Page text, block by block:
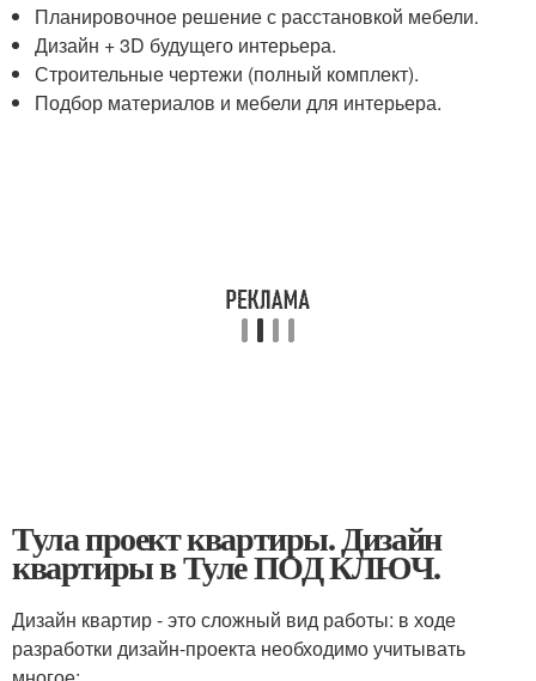
Планировочное решение с расстановкой мебели.
Дизайн + 3D будущего интерьера.
Строительные чертежи (полный комплект).
Подбор материалов и мебели для интерьера.
Тула проект квартиры. Дизайн
квартиры в Туле ПОД КЛЮЧ.
Дизайн квартир - это сложный вид работы: в ходе
разработки дизайн-проекта необходимо учитывать